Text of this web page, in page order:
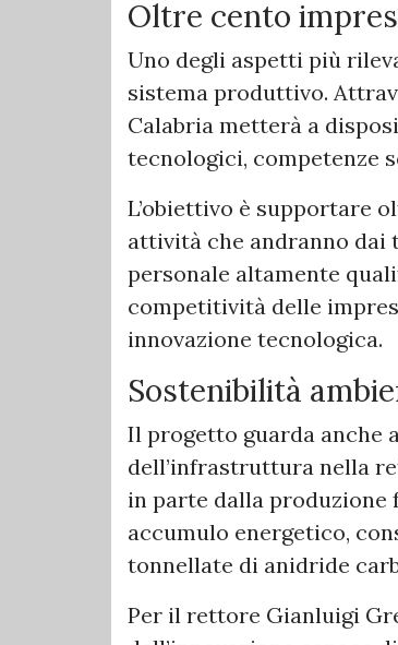
Oltre cento
Uno degli aspetti più
sistema produttivo.
Calabria metterà a
tecnologici, competenze
L’obiettivo è supportare
attività che andranno
personale altamente
competitività delle
innovazione tecnologica.
Sostenibilità
Il progetto guarda anche
dell’infrastruttura nella
in parte dalla produzione
accumulo energetico,
tonnellate di anidride
Per il rettore Gianluigi